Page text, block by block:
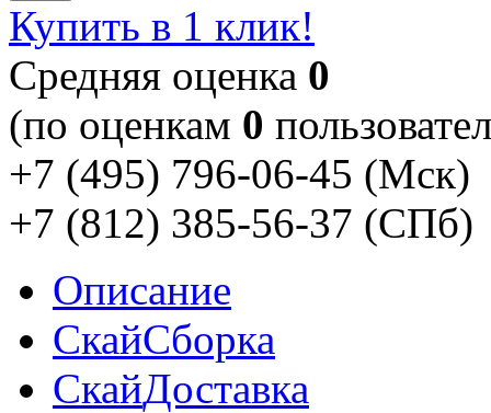
Купить в 1 клик!
Cредняя оценка 0
(по оценкам 0
+7 (495) 796-06-45 (Мск)
+7 (812) 385-56-37 (СПб)
Описание
СкайСборка
СкайДоставка